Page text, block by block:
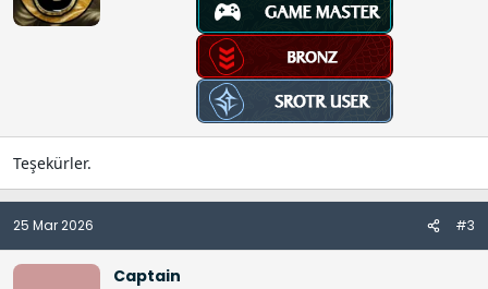
:
Teşekürler.
25 Mar 2026 #3
Captain